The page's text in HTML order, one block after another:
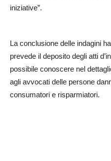
iniziative”.
La conclusione delle indagini
prevede il deposito degli atti
possibile conoscere nel
agli avvocati delle persone
consumatori e risparmiatori.